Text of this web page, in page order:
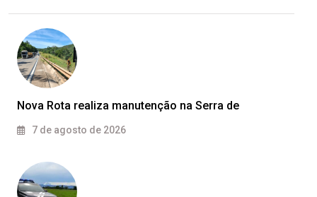
Nova Rota realiza manutenção na Serra de
7 de agosto de 2026